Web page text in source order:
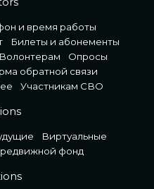
и время работы
Билеты и абонементы
Волонтерам
Опросы
обратной связи
Участникам СВО
Виртуальные
фонд